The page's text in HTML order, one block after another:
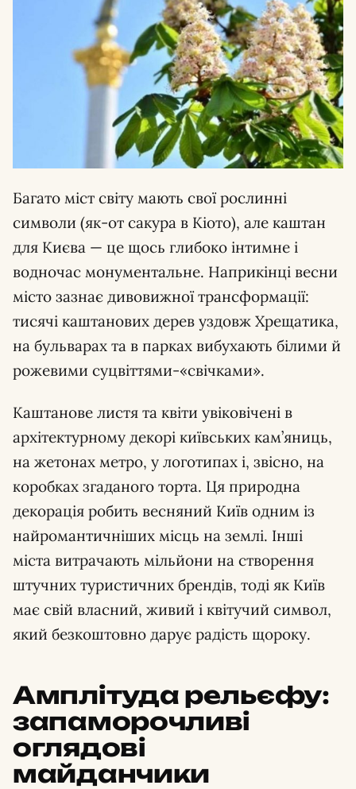
Багато міст світу мають свої рослинні
символи (як-от сакура в Кіото), але каштан
для Києва — це щось глибоко інтимне і
водночас монументальне. Наприкінці весни
місто зазнає дивовижної трансформації:
тисячі каштанових дерев уздовж Хрещатика,
на бульварах та в парках вибухають білими й
рожевими суцвіттями-«свічками».
Каштанове листя та квіти увіковічені в
архітектурному декорі київських кам’яниць,
на жетонах метро, у логотипах і, звісно, на
коробках згаданого торта. Ця природна
декорація робить весняний Київ одним із
найромантичніших місць на землі. Інші
міста витрачають мільйони на створення
штучних туристичних брендів, тоді як Київ
має свій власний, живий і квітучий символ,
який безкоштовно дарує радість щороку.
Амплітуда рельєфу:
запаморочливі
оглядові
майданчики